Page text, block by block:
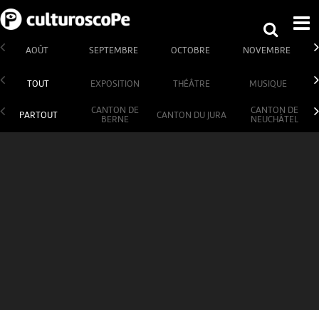
AOÛT SEPTEMBRE OCTOBRE NOVEMBRE
TOUT EXPOSITION THÉÂTRE MUSIQUE
PARTOUT
CANTON DE
BERNE
CANTON DU JURA
CANTON DE
NEUCHÂTEL